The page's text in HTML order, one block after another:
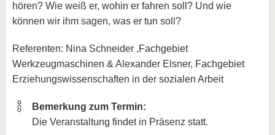
hören? Wie weiß er, wohin er fahren soll? Und wie
können wir ihm sagen, was er tun soll?
Referenten: Nina Schneider ,Fachgebiet
Werkzeugmaschinen & Alexander Elsner, Fachgebiet
Erziehungswissenschaften in der sozialen Arbeit
Bemerkung zum Termin:
Die Veranstaltung findet in Präsenz statt.